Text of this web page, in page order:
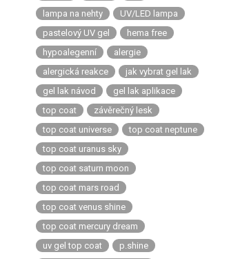
lampa na nehty
UV/LED lampa
pastelový UV gel
hema free
hypoalegenní
alergie
alergická reakce
jak vybrat gel lak
gel lak návod
gel lak aplikace
top coat
závěrečný lesk
top coat universe
top coat neptune
top coat uranus sky
top coat saturn moon
top coat mars road
top coat venus shine
top coat mercury dream
uv gel top coat
p.shine